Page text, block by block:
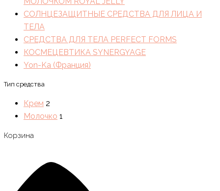
СОЛНЦЕЗАЩИТНЫЕ СРЕДСТВА ДЛЯ ЛИЦА И
ТЕЛА
СРЕДСТВА ДЛЯ ТЕЛА PERFECT FORMS
КОСМЕЦЕВТИКА SYNERGYAGE
Yon-Ka (Франция)
Тип средства
Крем 2
Молочко 1
Корзина